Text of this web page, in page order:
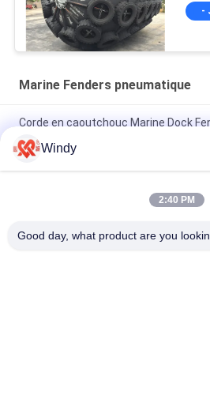
-
Marine Fenders pneumatique
Corde en caoutchouc Marine Dock
pour l'amarrage de navire
Amortisseurs gonflables de haute
amortisseurs en caoutchouc de
caoutchouc hermétique
Windy
2:40 PM
Good day, what product are you